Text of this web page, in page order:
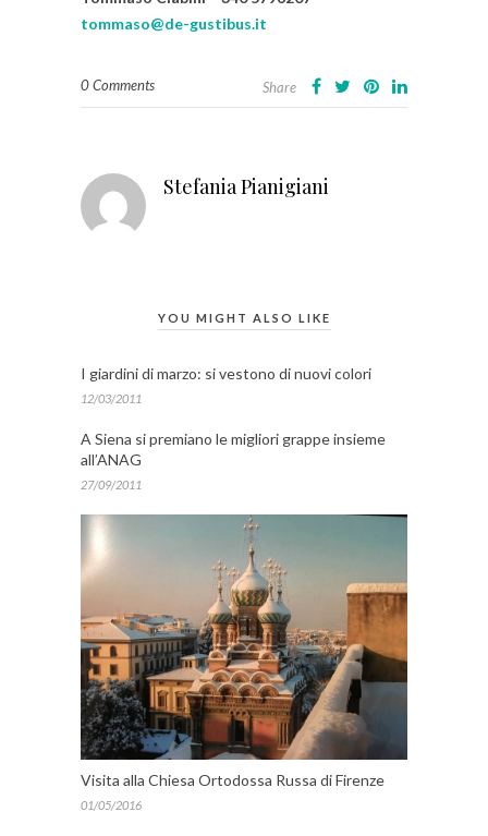
tommaso@de-gustibus.it
0 Comments Share
Stefania Pianigiani
YOU MIGHT ALSO LIKE
I giardini di marzo: si vestono di nuovi colori
12/03/2011
A Siena si premiano le migliori grappe insieme
all’ANAG
27/09/2011
Visita alla Chiesa Ortodossa Russa di Firenze
01/05/2016